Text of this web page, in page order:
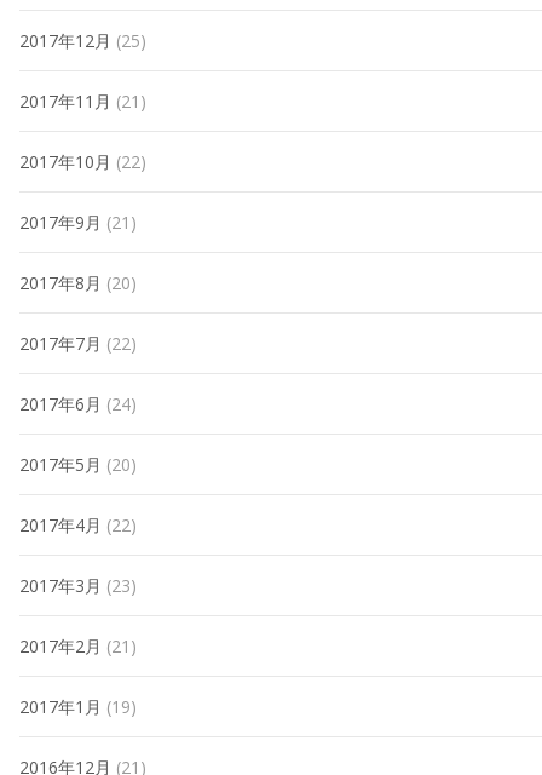
2017年12月 (25)
2017年11月 (21)
2017年10月 (22)
2017年9月 (21)
2017年8月 (20)
2017年7月 (22)
2017年6月 (24)
2017年5月 (20)
2017年4月 (22)
2017年3月 (23)
2017年2月 (21)
2017年1月 (19)
2016年12月 (21)